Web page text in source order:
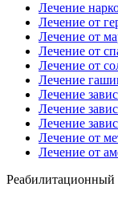
Лечение
Лечение от
Лечение от
Лечение от
Лечение от
Лечение
Лечение
Лечение
Лечение
Лечение от
Лечение от
Реабилитационный